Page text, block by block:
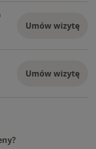
Umów wizytę
Umów wizytę